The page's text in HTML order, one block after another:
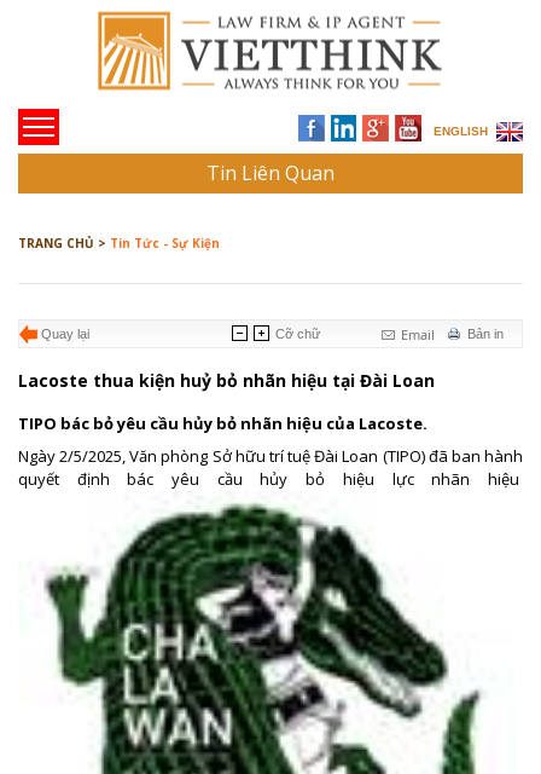
ENGLISH
Tin Liên Quan
TRANG CHỦ > Tin Tức - Sự Kiện
Quay lại Bản in
Email
Cỡ chữ
Lacoste thua kiện huỷ bỏ nhãn hiệu tại Đài Loan
TIPO bác bỏ yêu cầu hủy bỏ nhãn hiệu của Lacoste.
Ngày 2/5/2025, Văn phòng Sở hữu trí tuệ Đài Loan (TIPO) đã ban hành
quyết định bác yêu cầu hủy bỏ hiệu lực nhãn hiệu